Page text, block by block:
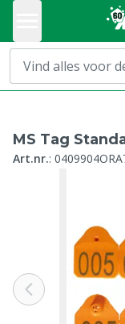
MS Tag
Art.nr.: